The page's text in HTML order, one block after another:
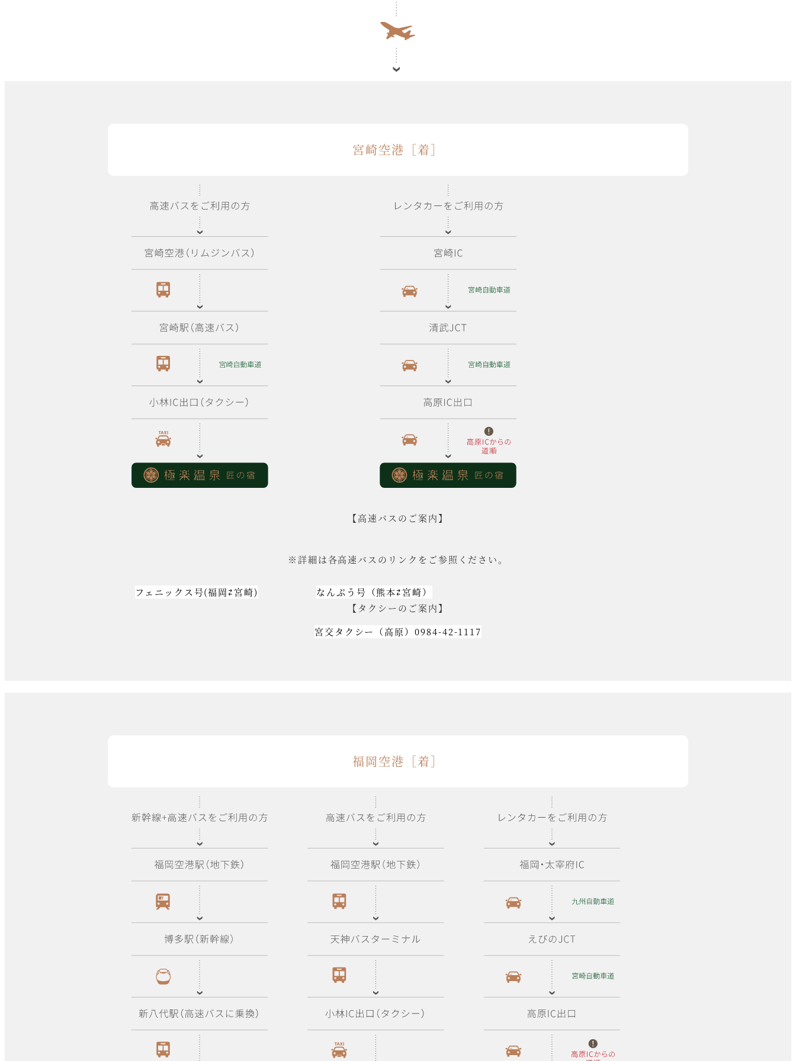
宮崎空港［着］
【高速バスのご案内】
※詳細は各高速バスのリンクをご参照ください。
フェニックス号(福岡⇄宮崎)
なんぷう号（熊本⇄宮崎）
【タクシーのご案内】
宮交タクシー（高原）0984-42-1117
福岡空港［着］